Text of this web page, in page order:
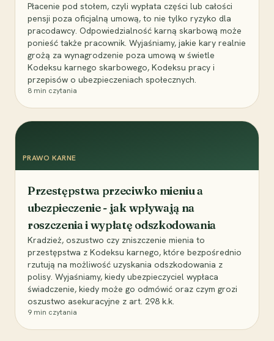
Płacenie pod stołem, czyli wypłata części lub całości
pensji poza oficjalną umową, to nie tylko ryzyko dla
pracodawcy. Odpowiedzialność karną skarbową może
ponieść także pracownik. Wyjaśniamy, jakie kary realnie
grożą za wynagrodzenie poza umową w świetle
Kodeksu karnego skarbowego, Kodeksu pracy i
przepisów o ubezpieczeniach społecznych.
8 min czytania
PRAWO KARNE
Przestępstwa przeciwko mieniu a
ubezpieczenie - jak wpływają na
roszczenia i wypłatę odszkodowania
Kradzież, oszustwo czy zniszczenie mienia to
przestępstwa z Kodeksu karnego, które bezpośrednio
rzutują na możliwość uzyskania odszkodowania z
polisy. Wyjaśniamy, kiedy ubezpieczyciel wypłaca
świadczenie, kiedy może go odmówić oraz czym grozi
oszustwo asekuracyjne z art. 298 k.k.
9 min czytania